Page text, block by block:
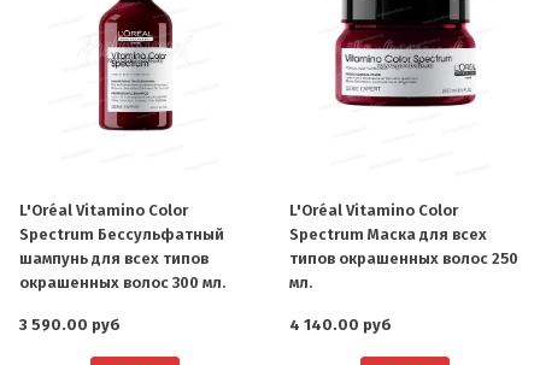
L'Oréal Vitamino Color
Spectrum Бессульфатный
шампунь для всех типов
окрашенных волос 300 мл.
3 590.00 руб
L'Oréal Vitamino Color
Spectrum Маска для всех
типов окрашенных волос 250
мл.
4 140.00 руб